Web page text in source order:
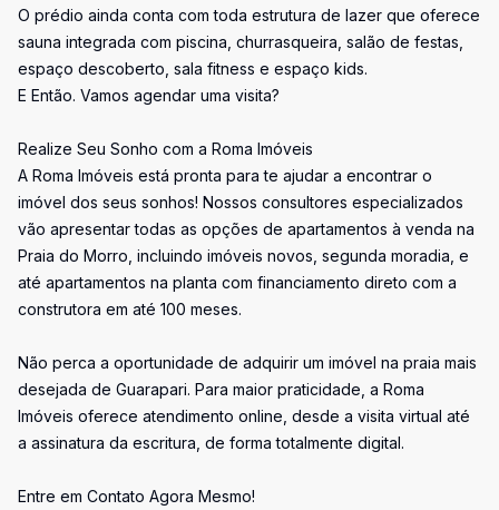
O prédio ainda conta com toda estrutura de lazer que oferece
sauna integrada com piscina, churrasqueira, salão de festas,
espaço descoberto, sala fitness e espaço kids.
E Então. Vamos agendar uma visita?
Realize Seu Sonho com a Roma Imóveis
A Roma Imóveis está pronta para te ajudar a encontrar o
imóvel dos seus sonhos! Nossos consultores especializados
vão apresentar todas as opções de apartamentos à venda na
Praia do Morro, incluindo imóveis novos, segunda moradia, e
até apartamentos na planta com financiamento direto com a
construtora em até 100 meses.
Não perca a oportunidade de adquirir um imóvel na praia mais
desejada de Guarapari. Para maior praticidade, a Roma
Imóveis oferece atendimento online, desde a visita virtual até
a assinatura da escritura, de forma totalmente digital.
Entre em Contato Agora Mesmo!